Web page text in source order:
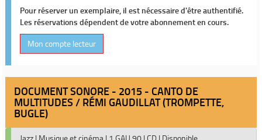
Pour réserver un exemplaire, il est nécessaire d'être authentifié.
Les réservations dépendent de votre abonnement en cours.
Mon compte lecteur
DOCUMENT SONORE - 2015 - CANTO DE
MULTITUDES / RÉMI GAUDILLAT (TROMPETTE,
BUGLE)